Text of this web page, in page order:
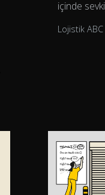
içinde
Lojistik ABC